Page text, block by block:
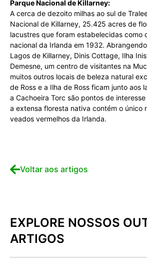
Parque Nacional de Killarney:
A cerca de dezoito milhas ao sul de
Nacional de Killarney, 25.425 acres de
lacustres que foram estabelecidas como
nacional da Irlanda em 1932.
Lagos de Killarney, Dinis Cottage, Ilha
Demesne, um centro de visitantes na
muitos outros locais de beleza natural
de Ross e a Ilha de Ross ficam junto aos
a Cachoeira Torc são pontos de
a extensa floresta nativa contém o único
veados vermelhos da Irlanda.
Voltar aos artigos
EXPLORE NOSSOS
ARTIGOS